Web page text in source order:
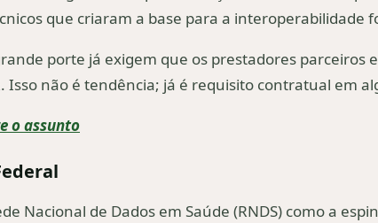
que criaram a base para a interoperabilidade
porte já exigem que os prestadores parceiros
não é tendência; já é requisito contratual em
o assunto
Nacional de Dados em Saúde (RNDS) como a